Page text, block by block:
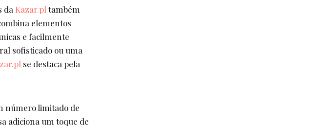
da Kazar.pl também
elementos
e facilmente
sofisticado ou uma
se destaca pela
número limitado de
adiciona um toque de